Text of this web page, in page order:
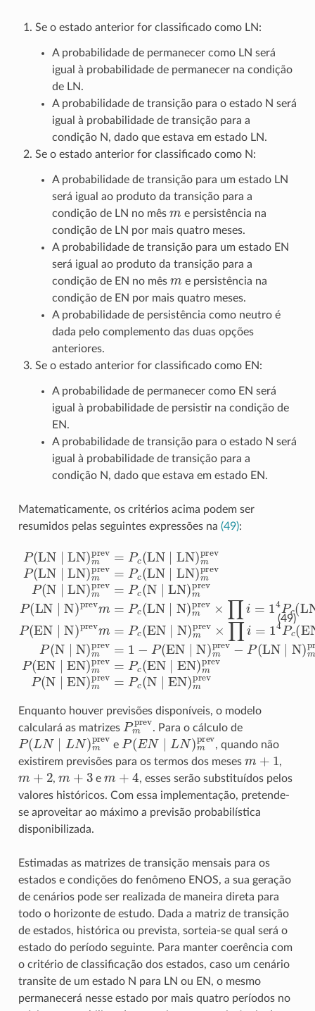
Se o estado anterior for classificado como LN:
A probabilidade de permanecer como LN será
igual à probabilidade de permanecer na condição
de LN.
A probabilidade de transição para o estado N será
igual à probabilidade de transição para a
condição N, dado que estava em estado LN.
Se o estado anterior for classificado como N:
A probabilidade de transição para um estado LN
será igual ao produto da transição para a
condição de LN no mês
e persistência na
condição de LN por mais quatro meses.
A probabilidade de transição para um estado EN
será igual ao produto da transição para a
condição de EN no mês
e persistência na
condição de EN por mais quatro meses.
A probabilidade de persistência como neutro é
dada pelo complemento das duas opções
anteriores.
Se o estado anterior for classificado como EN:
A probabilidade de permanecer como EN será
igual à probabilidade de persistir na condição de
EN.
A probabilidade de transição para o estado N será
igual à probabilidade de transição para a
condição N, dado que estava em estado EN.
Matematicamente, os critérios acima podem ser
resumidos pelas seguintes expressões na (49):
(49)
P(LN∣LN) mprev c(LN ∣LN) mprev
Enquanto houver previsões disponíveis, o modelo
calculará as matrizes Pmprev. Para o cálculo de
P(LN∣L N) mprev eP(EN∣L N) mprev, quando não
existirem previsões para os termos dos meses
1 ,
2 , 3 e 4
, esses serão substituídos pelos
valores históricos. Com essa implementação, pretende-
se aproveitar ao máximo a previsão probabilística
disponibilizada.
Estimadas as matrizes de transição mensais para os
estados e condições do fenômeno ENOS, a sua geração
de cenários pode ser realizada de maneira direta para
todo o horizonte de estudo. Dada a matriz de transição
de estados, histórica ou prevista, sorteia-se qual será o
estado do período seguinte. Para manter coerência com
o critério de classificação dos estados, caso um cenário
transite de um estado N para LN ou EN, o mesmo
permanecerá nesse estado por mais quatro períodos no